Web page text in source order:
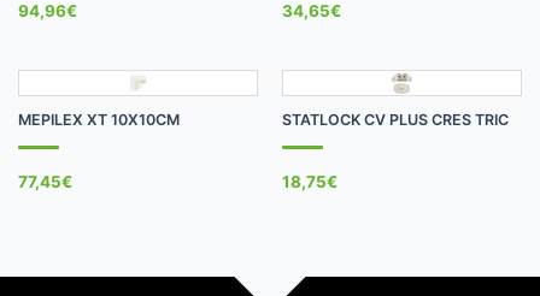
94,96€ 34,65€
MEPILEX XT 10X10CM
77,45€
STATLOCK CV PLUS CRES TRIC
18,75€